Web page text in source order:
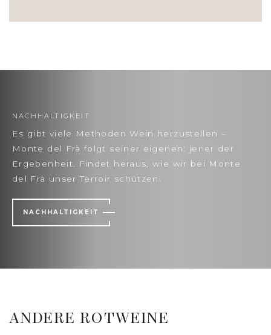
NACHHALTIGKEIT
Es gibt viele Methoden Wein herzustellen –
Monte del Frà folgt seiner eigenen: jener der
Ergebenheit. Findet heraus, wie wir bei Monte
del Frà unser Terroir schützen.
NACHHALTIGKEIT
ANDERE ROTWEINE